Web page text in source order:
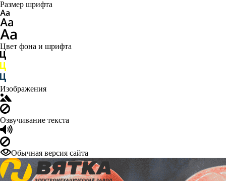
Размер шрифта
Цвет фона и шрифта
Изображения
Озвучивание текста
Обычная версия сайта